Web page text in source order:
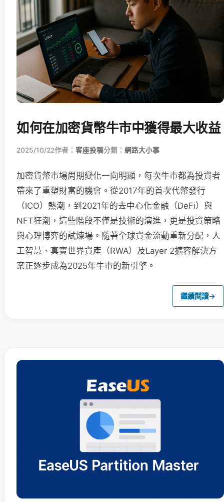
如何在加密貨幣牛市中獲得最大收益
2025/10/22作者： 客座投稿分類： 網路大小事
加密貨幣市場周期變化一向明顯，每次牛市都為投資者
帶來了重塑財富的機會。從2017年的首次代幣發行
（ICO）熱潮，到2021年的去中心化金融（DeFi）與
NFT狂潮，這些階段不僅是技術的演進，更是投資策略
與心理博弈的試煉場。隨著全球資金流動重新分配，人
工智慧、真實世界資產（RWA）及Layer 2擴容解決方
案正逐步成為2025年牛市的新引擎。
繼續閱讀→